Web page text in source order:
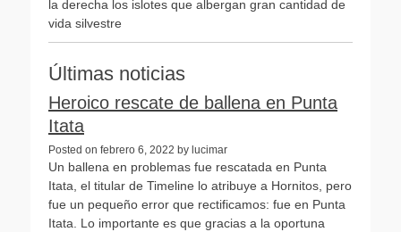
la derecha los islotes que albergan gran cantidad de
vida silvestre
Últimas noticias
Heroico rescate de ballena en Punta
Itata
Posted on febrero 6, 2022 by lucimar
Un ballena en problemas fue rescatada en Punta
Itata, el titular de Timeline lo atribuye a Hornitos, pero
fue un pequeño error que rectificamos: fue en Punta
Itata. Lo importante es que gracias a la oportuna